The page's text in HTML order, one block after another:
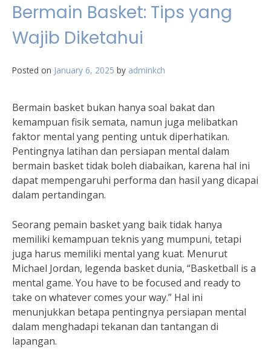
Bermain Basket: Tips yang
Wajib Diketahui
Posted on January 6, 2025 by adminkch
Bermain basket bukan hanya soal bakat dan
kemampuan fisik semata, namun juga melibatkan
faktor mental yang penting untuk diperhatikan.
Pentingnya latihan dan persiapan mental dalam
bermain basket tidak boleh diabaikan, karena hal ini
dapat mempengaruhi performa dan hasil yang dicapai
dalam pertandingan.
Seorang pemain basket yang baik tidak hanya
memiliki kemampuan teknis yang mumpuni, tetapi
juga harus memiliki mental yang kuat. Menurut
Michael Jordan, legenda basket dunia, “Basketball is a
mental game. You have to be focused and ready to
take on whatever comes your way.” Hal ini
menunjukkan betapa pentingnya persiapan mental
dalam menghadapi tekanan dan tantangan di
lapangan.